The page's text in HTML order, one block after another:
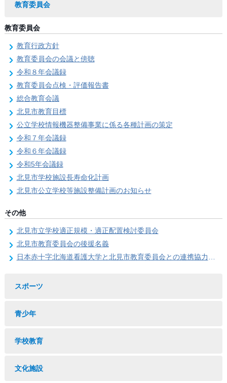
教育委員会
教育委員会
教育行政方針
教育委員会の会議と傍聴
令和８年会議録
教育委員会点検・評価報告書
総合教育会議
北見市教育目標
公立学校情報機器整備事業に係る各種計画の策定
令和７年会議録
令和６年会議録
令和5年会議録
北見市学校施設長寿命化計画
北見市公立学校等施設整備計画のお知らせ
その他
北見市立学校適正規模・適正配置検討委員会
北見市教育委員会の後援名義
日本赤十字北海道看護大学と北見市教育委員会との連携協力に関する協定の締結
スポーツ
青少年
学校教育
文化施設